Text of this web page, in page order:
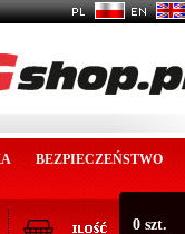
BEZPIECZEŃSTWO
0 szt.